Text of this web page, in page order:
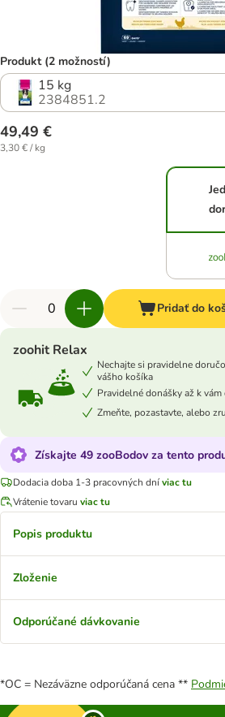
Produkt (2 možností)
15 kg
2384851.2
49,49 €
3,30 € / kg
Pridať do
zoohit Relax
Nechajte si pravidelne
vášho košíka
Pravidelné donášky až k
Zmeňte, pozastavte, alebo
Získajte 49 zooBodov za tento
Dodacia doba 1-3 pracovných dníviac tu
Vrátenie tovaru viac tu
Popis produktu
Zloženie
Odporúčané dávkovanie
*OC = Nezáväzne odporúčaná cena **